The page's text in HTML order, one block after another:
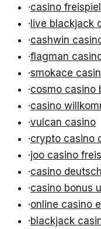
·casino
·live blackjack
·cashwin
·flagman
·smokace
·cosmo casino
·casino
·vulcan casino
·crypto casino
·joo casino
·casino
·casino bonus
·online casino
·blackjack